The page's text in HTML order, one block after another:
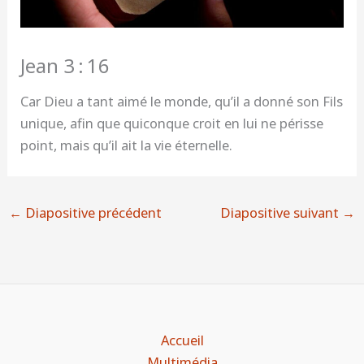
Jean 3 : 16
Car Dieu a tant aimé le monde, qu’il a donné son Fils
unique, afin que quiconque croit en lui ne périsse
point, mais qu’il ait la vie éternelle.
← Diapositive précédent Diapositive suivant →
Accueil